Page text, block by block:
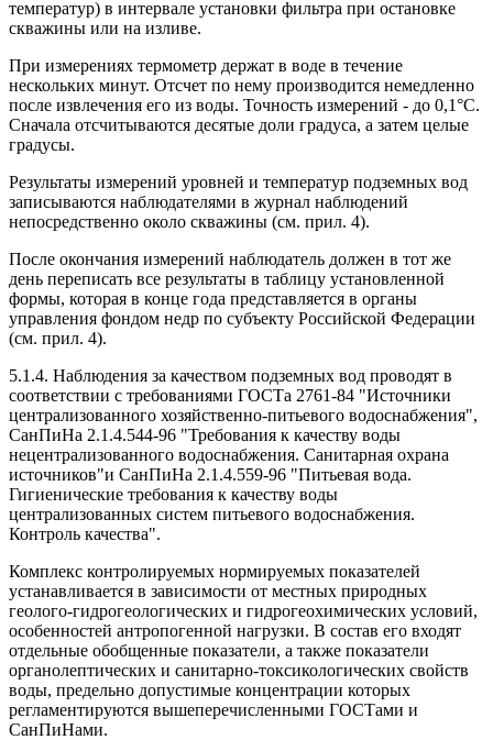
температур) в интервале установки фильтра при остановке
скважины или на изливе.
При измерениях термометр держат в воде в течение
нескольких минут. Отсчет по нему производится немедленно
после извлечения его из воды. Точность измерений - до 0,1°С.
Сначала отсчитываются десятые доли градуса, а затем целые
градусы.
Результаты измерений уровней и температур подземных вод
записываются наблюдателями в журнал наблюдений
непосредственно около скважины (см. прил. 4).
После окончания измерений наблюдатель должен в тот же
день переписать все результаты в таблицу установленной
формы, которая в конце года представляется в органы
управления фондом недр по субъекту Российской Федерации
(см. прил. 4).
5.1.4. Наблюдения за качеством подземных вод проводят в
соответствии с требованиями ГОСТа 2761-84 "Источники
централизованного хозяйственно-питьевого водоснабжения",
СанПиНа 2.1.4.544-96 "Требования к качеству воды
нецентрализованного водоснабжения. Санитарная охрана
источников"и СанПиНа 2.1.4.559-96 "Питьевая вода.
Гигиенические требования к качеству воды
централизованных систем питьевого водоснабжения.
Контроль качества".
Комплекс контролируемых нормируемых показателей
устанавливается в зависимости от местных природных
геолого-гидрогеологических и гидрогеохимических условий,
особенностей антропогенной нагрузки. В состав его входят
отдельные обобщенные показатели, а также показатели
органолептических и санитарно-токсикологических свойств
воды, предельно допустимые концентрации которых
регламентируются вышеперечисленными ГОСТами и
СанПиНами.